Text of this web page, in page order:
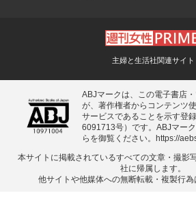
主婦と生活社関連サイト
ABJマークは、この電子書店
が、著作権者からコンテンツ
サービスであることを示す登
6091713号）です。ABJマー
らを御覧ください。 https://
本サイトに掲載されているすべての⽂章・撮影
社に帰属します。
他サイトや他媒体への無断転載・複製⾏為